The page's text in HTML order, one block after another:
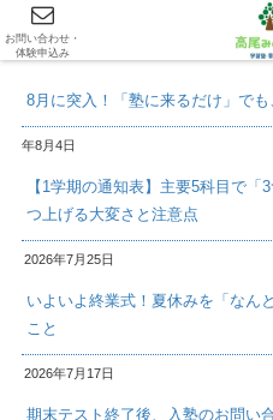
最新情報/
8月に突入！「塾に来るだけ」で
年8月4日
【1学期の通知表】主要5科目で
つ上げる大変さと注意点
2026年7月25日
いよいよ終業式！夏休みを「なん
こと
2026年7月17日
期末テスト終了後、入塾のお問い
お問い合わせ・
体験申込み